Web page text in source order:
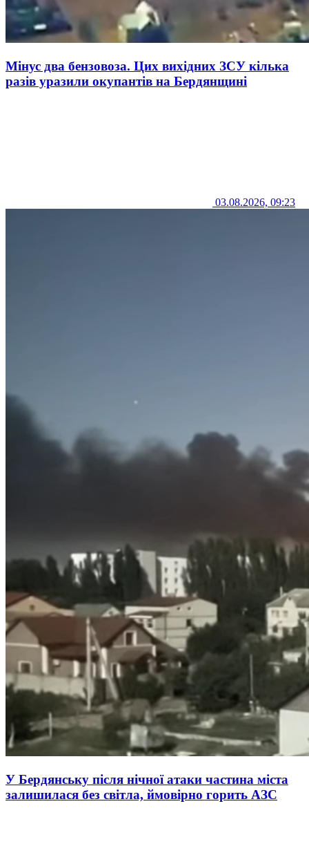
Мінус два бензовоза. Цих вихідних ЗСУ кілька
разів уразили окупантів на Бердянщині
03.08.2026, 09:23
У Бердянську після нічної атаки частина міста
залишилася без світла, ймовірно горить АЗС